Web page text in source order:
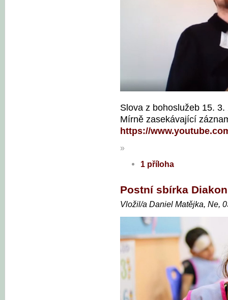
Slova z bohoslužeb 15.
Mírně zasekávající
https://
»
1 příloha
Postní sbírka
Vložil/a Daniel Matějka, Ne,